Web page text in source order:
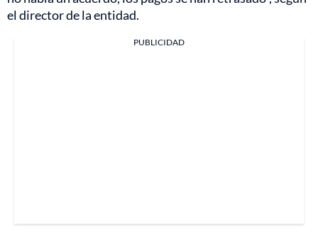
el director de la entidad.
PUBLICIDAD